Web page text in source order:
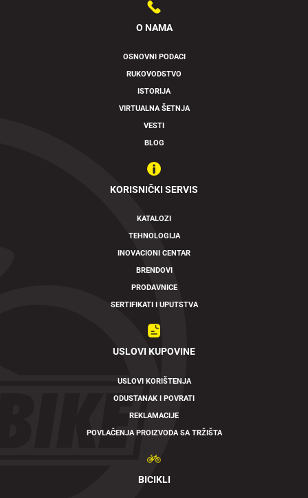
O NAMA
OSNOVNI PODACI
RUKOVODSTVO
ISTORIJA
VIRTUALNA ŠETNJA
VESTI
BLOG
KORISNIČKI SERVIS
KATALOZI
TEHNOLOGIJA
INOVACIONI CENTAR
BRENDOVI
PRODAVNICE
SERTIFIKATI I UPUTSTVA
USLOVI KUPOVINE
USLOVI KORIŠTENJA
ODUSTANAK I POVRATI
REKLAMACIJE
POVLAČENJA PROIZVODA SA TRŽIŠTA
BICIKLI